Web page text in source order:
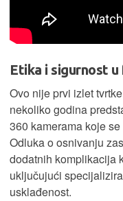
Etika i sigurnost u
Ovo nije prvi izlet
nekoliko godina
360 kamerama koje
Odluka o osnivanju
dodatnih komplikacija
uključujući
usklađenost.